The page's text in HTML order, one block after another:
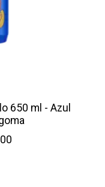
650 ml - Azul